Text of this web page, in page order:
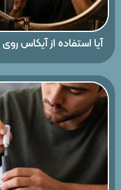
آیا استفاده از آیکاس